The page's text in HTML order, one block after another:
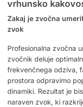
vrhunsko
Zakaj je zvočna
zvok
Profesionalna zvočna
zvočnik deluje
frekvenčnega odziva,
prostora odpravimo
dinamiki. Rezultat je
naraven zvok, ki